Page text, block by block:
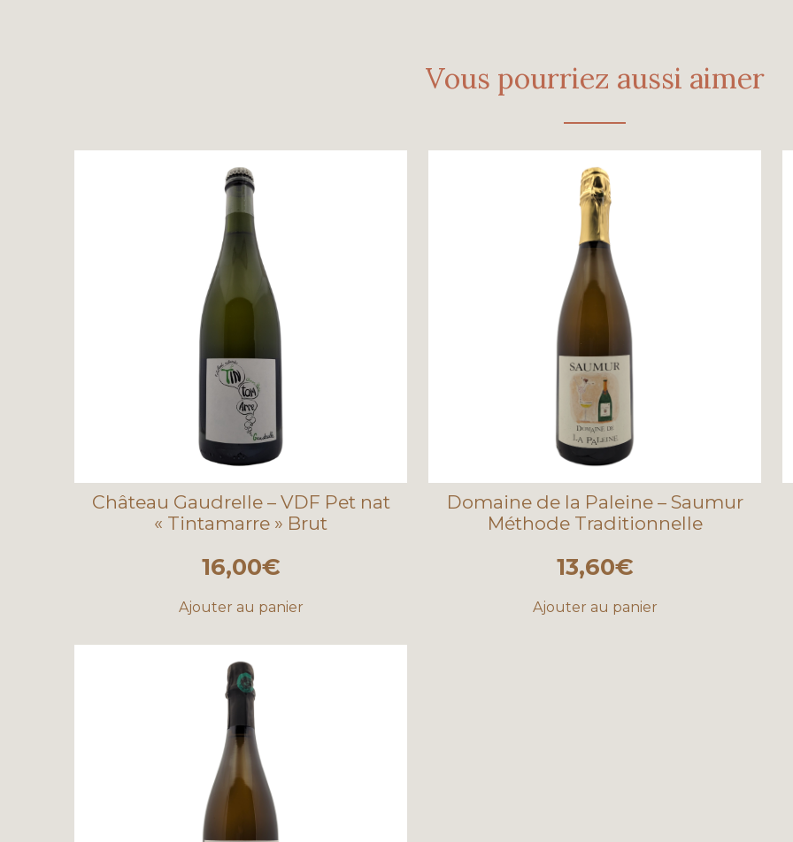
Brut
Vous pourriez aussi aimer
Château Gaudrelle – VDF Pet nat
« Tintamarre » Brut
16,00€
Ajouter au panier
Domaine de la Paleine – Saumur
Méthode Traditionnelle
13,60€
Ajouter au panier